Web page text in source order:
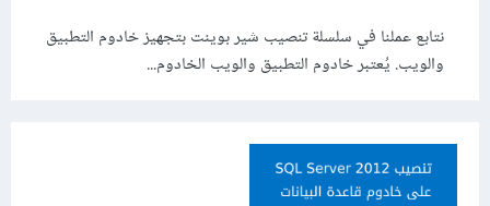
نتابع عملنا في سلسلة تنصيب شير بوينت بتجهيز خادوم التطبيق
والويب. يُعتبر خادوم التطبيق والويب الخادوم...